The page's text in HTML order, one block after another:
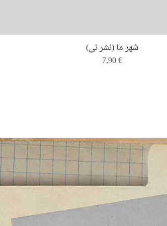
Quick View
شهر ما (نشر نی)
Price
7,90 €